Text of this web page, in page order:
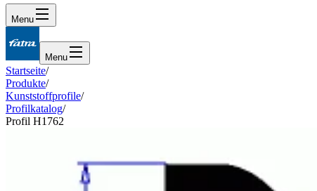
Menu
Menu
Startseite/
Produkte/
Kunststoffprofile/
Profilkatalog/
Profil H1762